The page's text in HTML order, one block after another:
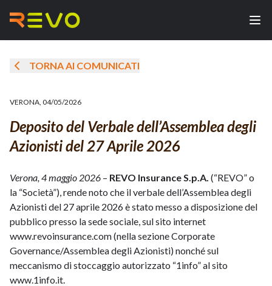
TORNA AI COMUNICATI
VERONA, 04/05/2026
Deposito del Verbale dell’Assemblea degli
Azionisti del 27 Aprile 2026
Verona, 4 maggio 2026 – REVO Insurance S.p.A. (“REVO” o
la “Società”), rende noto che il verbale dell’Assemblea degli
Azionisti del 27 aprile 2026 è stato messo a disposizione del
pubblico presso la sede sociale, sul sito internet
www.revoinsurance.com (nella sezione Corporate
Governance/Assemblea degli Azionisti) nonché sul
meccanismo di stoccaggio autorizzato “1info” al sito
www.1info.it.